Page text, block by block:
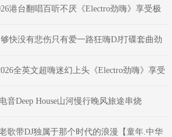
港台翻唱百听不厌《Electro劲嗨》享受极
快没有悲伤只有爱一路狂嗨DJ打碟套曲劲
全英文超嗨迷幻上头《Electro劲嗨》享受
音Deep House山河慢行晚风旅途串烧
歌带DJ独属于那个时代的浪漫【童年.中华